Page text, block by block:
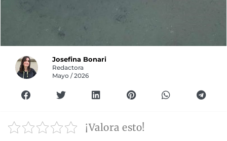
Josefina Bonari
Redactora
Mayo / 2026
¡Valora esto!